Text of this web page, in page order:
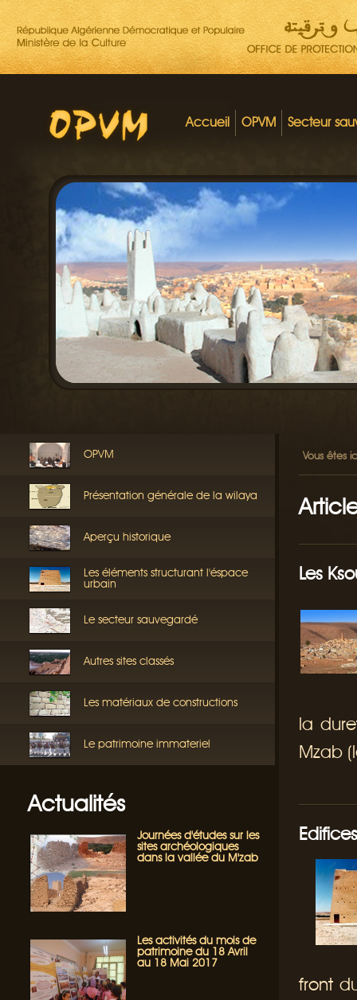
Accueil OPVM Secteur
OPVM
Présentation générale de la wilaya
Aperçu historique
Les éléments structurant l'éspace
urbain
Le secteur sauvegardé
Autres sites classés
Les matériaux de constructions
Le patrimoine immateriel
Actualités
Journées d'études sur les
sites archéologiques
dans la vallée du M'zab
Les activités du mois de
patrimoine du 18 Avril
au 18 Mai 2017
Vous êtes
Les
la
Mzab
front